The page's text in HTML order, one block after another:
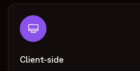
Client-side